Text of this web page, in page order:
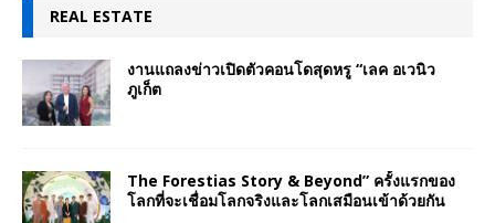
REAL ESTATE
งานแถลงข่าวเปิดตัวคอนโดสุดหรู “เลค อเวนิว
ภูเก็ต
The Forestias Story & Beyond” ครั้งแรกของ
โลกที่จะเชื่อมโลกจริงและโลกเสมือนเข้าด้วยกัน